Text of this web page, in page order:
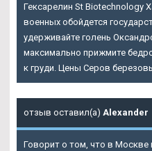
Гексарелин St Biotechnology
военных обойдется
удерживайте голень
максимально прижмите
к груди. Цены Серов
отзыв оставил(а) Alexander
Говорит о том, что в Москве